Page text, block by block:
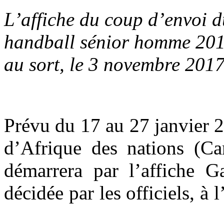
L’affiche du coup d’envoi
handball sénior homme
au sort, le 3 novembre
Prévu du 17 au 27 janvier
d’Afrique des nations
démarrera par l’affiche
décidée par les officiels, à